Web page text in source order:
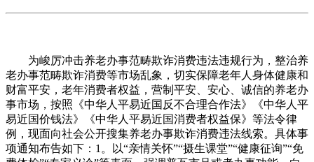
为峻厉冲击养老办事范畴欺诈消费违法违规行为，整治养
老办事范畴欺诈消费等市场乱象，切实保障老年人身体健康和
财富平安，老年消费者权益，营制平安、安心、诚信的养老办
事市场，按照《中华人平易近国反不合理合作法》《中华人平
易近国价钱法》《中华人平易近国消费者权益保》等法令律
例，现面向社会公开搜集养老办事欺诈消费违法线索。具体事
项通知布告如下：1。以“亲情关怀”“摄生课堂”“健康征询”“免